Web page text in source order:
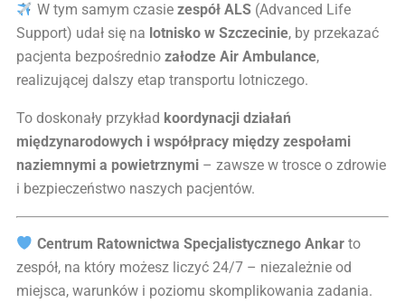
W tym samym czasie zespół ALS(Advanced Life
Support) udał się na lotnisko w Szczecinie, by przekazać
pacjenta bezpośrednio załodze Air Ambulance,
realizującej dalszy etap transportu lotniczego.
To doskonały przykład koordynacji działań
międzynarodowych i współpracy między zespołami
naziemnymi a powietrznymi – zawsze w trosce o zdrowie
i bezpieczeństwo naszych pacjentów.
Centrum Ratownictwa Specjalistycznego Ankarto
zespół, na który możesz liczyć 24/7 – niezależnie od
miejsca, warunków i poziomu skomplikowania zadania.